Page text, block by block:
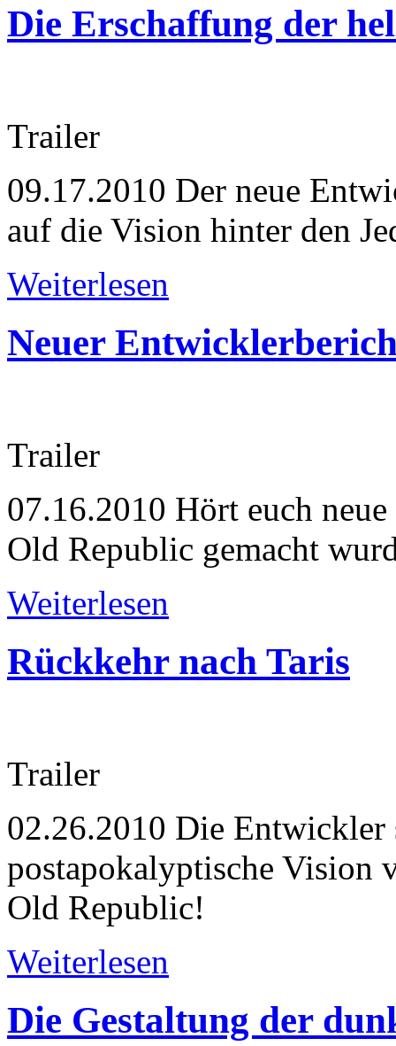
Die Erschaffung der
Trailer
09.17.2010 Der neue
auf die Vision hinter den
Weiterlesen
Neuer
Trailer
07.16.2010 Hört euch
Old Republic gemacht
Weiterlesen
Rückkehr nach Taris
Trailer
02.26.2010 Die Entwickler
postapokalyptische Vision
Old Republic!
Weiterlesen
Die Gestaltung der